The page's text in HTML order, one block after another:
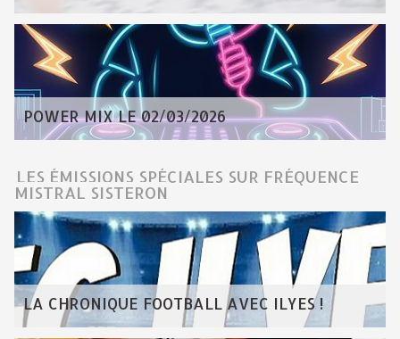
POWER MIX LE 02/03/2026
LES ÉMISSIONS SPÉCIALES SUR FRÉQUENCE
MISTRAL SISTERON
LA CHRONIQUE FOOTBALL AVEC ILYES !